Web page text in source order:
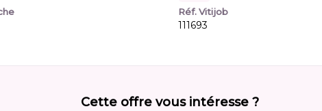
Réf. Vitijob
111693
Cette offre vous intéresse ?